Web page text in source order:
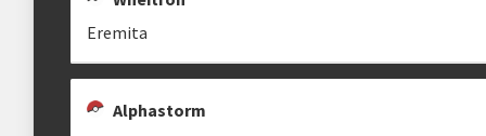
Eremita
Alphastorm